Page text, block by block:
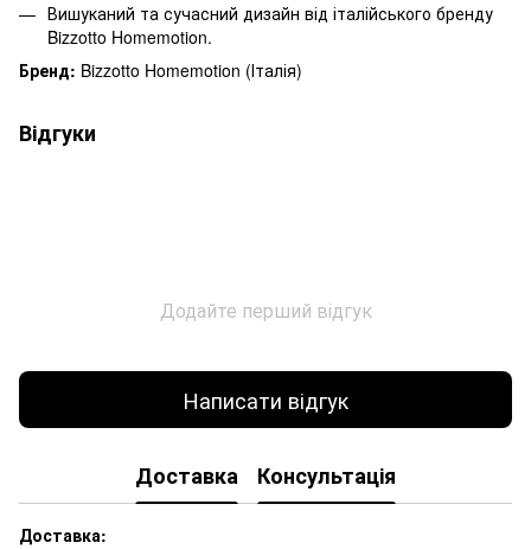
Вишуканий та сучасний дизайн від італійського бренду
Bizzotto Homemotion.
Бренд: Bizzotto Homemotion (Італія)
Відгуки
Додайте перший відгук
Написати відгук
Доставка Консультація
Доставка: